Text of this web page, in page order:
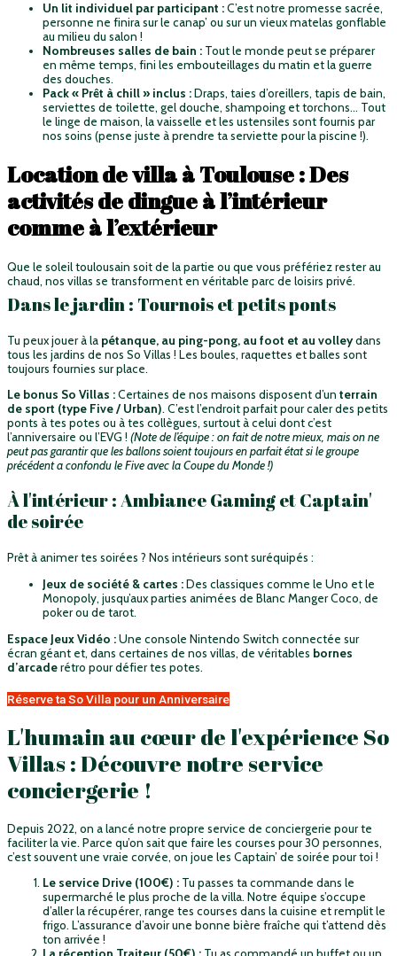
Un lit individuel par participant :C’est notre promesse sacrée,
personne ne finira sur le canap’ ou sur un vieux matelas gonflable
au milieu du salon !
Nombreuses salles de bain : Tout le monde peut se préparer
en même temps, fini les embouteillages du matin et la guerre
des douches.
Pack « Prêt à chill » inclus :Draps, taies d’oreillers, tapis de bain,
serviettes de toilette, gel douche, shampoing et torchons… Tout
le linge de maison, la vaisselle et les ustensiles sont fournis par
nos soins (pense juste à prendre ta serviette pour la piscine !).
Location de villa à Toulouse : Des
activités de dingue à l’intérieur
comme à l’extérieur
Que le soleil toulousain soit de la partie ou que vous préfériez rester au
chaud, nos villas se transforment en véritable parc de loisirs privé.
Dans le jardin : Tournois et petits ponts
Tu peux jouer à la pétanque, au ping-pong, au foot et au volleydans
tous les jardins de nos So Villas ! Les boules, raquettes et balles sont
toujours fournies sur place.
Le bonus So Villas :Certaines de nos maisons disposent d’un terrain
de sport (type Five / Urban). C’est l’endroit parfait pour caler des petits
ponts à tes potes ou à tes collègues, surtout à celui dont c’est
l’anniversaire ou l’EVG ! (Note de l’équipe : on fait de notre mieux, mais on ne
peut pas garantir que les ballons soient toujours en parfait état si le groupe
précédent a confondu le Five avec la Coupe du Monde !)
À l'intérieur : Ambiance Gaming et Captain'
de soirée
Prêt à animer tes soirées ? Nos intérieurs sont suréquipés :
Jeux de société & cartes :Des classiques comme le Uno et le
Monopoly, jusqu’aux parties animées de Blanc Manger Coco, de
poker ou de tarot.
Espace Jeux Vidéo :Une console Nintendo Switch connectée sur
écran géant et, dans certaines de nos villas, de véritables bornes
d’arcaderétro pour défier tes potes.
Réserve ta So Villa pour un Anniversaire
L'humain au cœur de l'expérience So
Villas : Découvre notre service
conciergerie !
Depuis 2022, on a lancé notre propre service de conciergerie pour te
faciliter la vie. Parce qu’on sait que faire les courses pour 30 personnes,
c’est souvent une vraie corvée, on joue les Captain’ de soirée pour toi !
Le service Drive (100€) : Tu passes ta commande dans le
supermarché le plus proche de la villa. Notre équipe s’occupe
d’aller la récupérer, range tes courses dans la cuisine et remplit le
frigo. L’assurance d’avoir une bonne bière fraîche qui t’attend dès
ton arrivée !